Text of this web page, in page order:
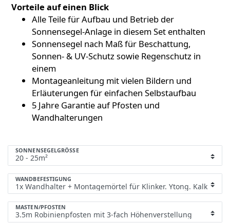
Vorteile auf einen Blick
Alle Teile für Aufbau und Betrieb der
Sonnensegel-Anlage in diesem Set enthalten
Sonnensegel nach Maß für Beschattung,
Sonnen- & UV-Schutz sowie Regenschutz in
einem
Montageanleitung mit vielen Bildern und
Erläuterungen für einfachen Selbstaufbau
5 Jahre Garantie auf Pfosten und
Wandhalterungen
SONNENSEGELGRÖSSE
WANDBEFESTIGUNG
MASTEN/PFOSTEN